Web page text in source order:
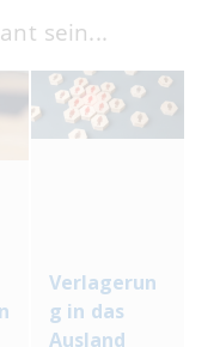
sein...
Verlagerun
g in das
Ausland